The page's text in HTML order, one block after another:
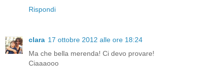
Rispondi
clara 17 ottobre 2012 alle ore 18:24
Ma che bella merenda! Ci devo provare!
Ciaaaooo